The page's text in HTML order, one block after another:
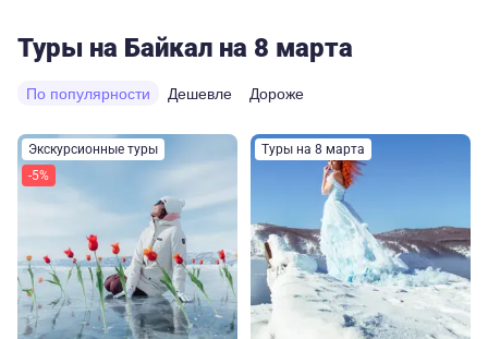
Туры на Байкал на 8 марта
По популярности Дешевле Дороже
Экскурсионные туры
-5%
Туры на 8 марта